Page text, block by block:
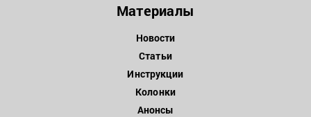
Материалы
Новости
Статьи
Инструкции
Колонки
Анонсы